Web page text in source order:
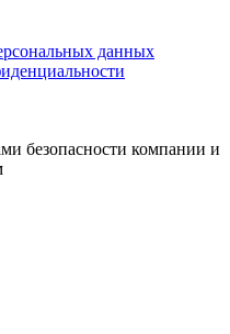
данных
безопасности компании и